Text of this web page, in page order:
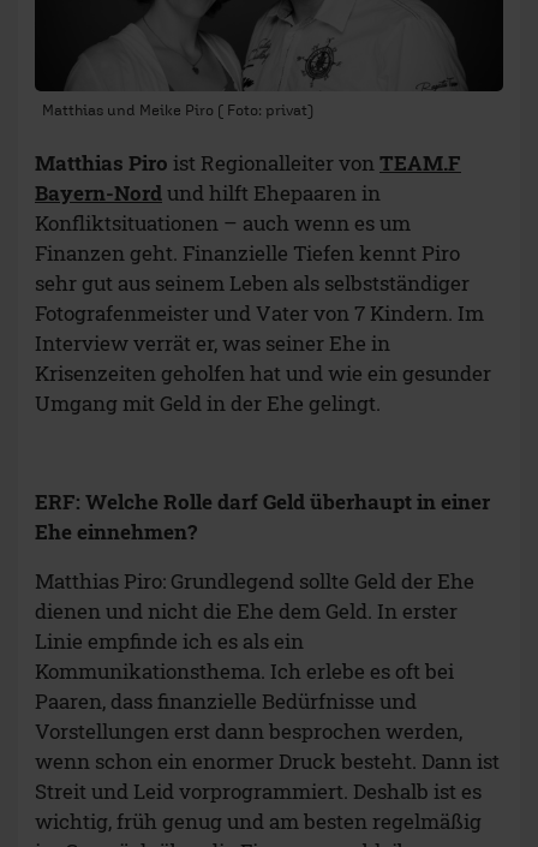
Matthias und Meike Piro ( Foto: privat)
Matthias Piro ist Regionalleiter von TEAM.F
Bayern-Nordund hilft Ehepaaren in
Konfliktsituationen – auch wenn es um
Finanzen geht. Finanzielle Tiefen kennt Piro
sehr gut aus seinem Leben als selbstständiger
Fotografenmeister und Vater von 7 Kindern. Im
Interview verrät er, was seiner Ehe in
Krisenzeiten geholfen hat und wie ein gesunder
Umgang mit Geld in der Ehe gelingt.
ERF: Welche Rolle darf Geld überhaupt in einer
Ehe einnehmen?
Matthias Piro: Grundlegend sollte Geld der Ehe
dienen und nicht die Ehe dem Geld. In erster
Linie empfinde ich es als ein
Kommunikationsthema. Ich erlebe es oft bei
Paaren, dass finanzielle Bedürfnisse und
Vorstellungen erst dann besprochen werden,
wenn schon ein enormer Druck besteht. Dann ist
Streit und Leid vorprogrammiert. Deshalb ist es
wichtig, früh genug und am besten regelmäßig